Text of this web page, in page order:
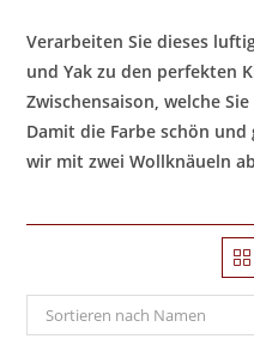
Verarbeiten Sie dieses
und Yak zu den perfekten
Zwischensaison, welche
Damit die Farbe schön
wir mit zwei Wollknäueln
Sortieren nach Namen